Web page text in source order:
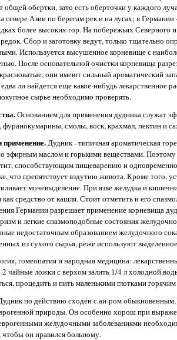
общей обертки, зато есть оберточки у каждого
севере Азии по берегам рек и на лугах; в
более высоких гор. На побережьях Северного
Сбор и заготовку ведут, только тщательно
Используется высушенное корневище с
После основательной очистки корневища
они имеют сильный ароматический
ли найдется еще какое-нибудь лекарственное
сырье необходимо проверять.
Основанием для применения дудника служат
фуранокумарины, смолы, воск, крахмал, пектин и
применение.Дудник - типичная ароматическая
эфирным маслом и горькими веществами. Поэтому
способствующим пищеварению и
что препятствует вздутию живота. Кроме того,
мочевыделение. При язве желудка и
средство от кашля. Стоит отметить и его
Германии разрешает применение корневища
и легкие спазмоподобные состояния
недостаточным образованием желудочного
из сухого сырья, реже используют
гомеопатия и народная медицина:
чайные ложки с верхом залить 1/4 л холодной
процедить и пить маленькими глотками
по действию сходен с аи-ром
природы. Он особенно хорош при
желудочными заболеваниями
он нравился больному.